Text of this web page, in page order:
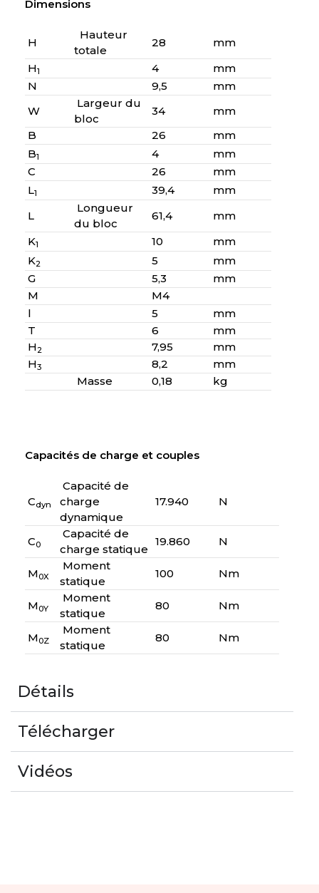
Dimensions
H
Hauteur
totale
28
mm
H1 4
mm
N
9,5
mm
W
Largeur du
bloc
34
mm
B
26
mm
B1 4
mm
C
26
mm
L1 39,4
mm
L
Longueur
du bloc
61,4
mm
K1 10
mm
K2 5
mm
G
5,3
mm
M
M4
l
5
mm
T
6
mm
H2 7,95
mm
H3 8,2
mm
Masse
0,18 kg
Capacités de charge et couples
Cdyn
Capacité de
charge
dynamique
17.940 N
C0
Capacité de
charge statique
19.860 N
M0X
Moment
statique
100 Nm
M0Y
Moment
statique
80 Nm
M0Z
Moment
statique
80 Nm
Détails
Télécharger
Vidéos